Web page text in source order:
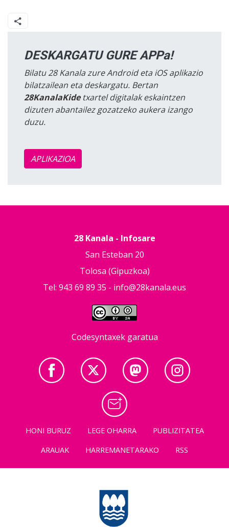
DESKARGATU GURE APPa!
Bilatu 28 Kanala zure Android eta iOS aplikazio
bilatzailean eta deskargatu. Bertan
28KanalaKidetxartel digitalak eskaintzen
dizuten abantailez gozatzeko aukera izango
duzu.
APLIKAZIOA
28 Kanala - Infosare
San Esteban 20
Tolosa (Gipuzkoa)
Tel: 943 69 89 35 - info@28kanala.eus
Codesyntaxek garatua
HONI BURUZ LEGE OHARRA
PUBLIZITATEA
ARAUAK
HARREMANETARAKO RSS